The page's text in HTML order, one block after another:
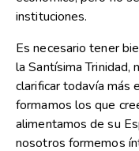
instituciones.
Es necesario tener
la Santísima Trinidad,
clarificar todavía más
formamos los que
alimentamos de su
nosotros formemos